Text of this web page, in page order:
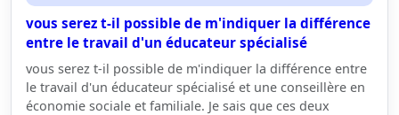
vous serez t-il possible de m'indiquer la différence
entre le travail d'un éducateur spécialisé
vous serez t-il possible de m'indiquer la différence entre
le travail d'un éducateur spécialisé et une conseillère en
économie sociale et familiale. Je sais que ces deux